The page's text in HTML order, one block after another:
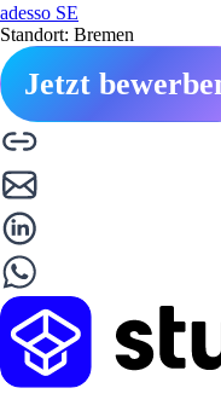
adesso SE
Standort: Bremen
Jetzt